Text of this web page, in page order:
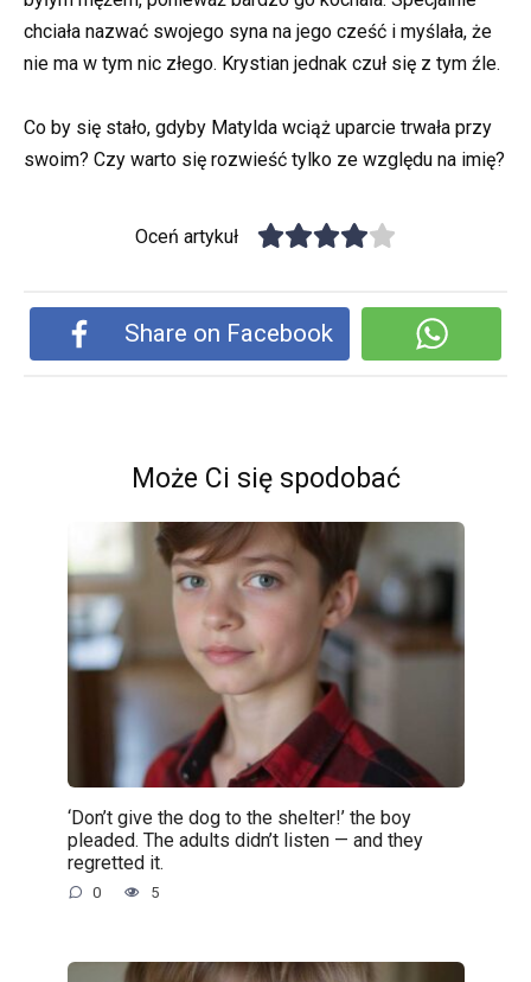
chciała nazwać swojego syna na jego cześć i myślała, że ​​
nie ma w tym nic złego. Krystian jednak czuł się z tym źle.
Co by się stało, gdyby Matylda wciąż uparcie trwała przy
swoim? Czy warto się rozwieść tylko ze względu na imię?
Oceń artykuł
Share on Facebook
Może Ci się spodobać
‘Don’t give the dog to the shelter!’ the boy
pleaded. The adults didn’t listen — and they
regretted it.
0 5